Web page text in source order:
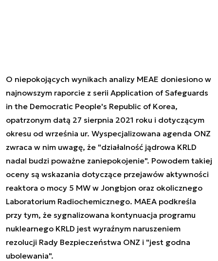
O niepokojących wynikach analizy MEAE doniesiono w
najnowszym raporcie z serii Application of Safeguards
in the Democratic People's Republic of Korea,
opatrzonym datą 27 sierpnia 2021 roku i dotyczącym
okresu od września ur. Wyspecjalizowana agenda ONZ
zwraca w nim uwagę, że "działalność jądrowa KRLD
nadal budzi poważne zaniepokojenie". Powodem takiej
oceny są wskazania dotyczące przejawów aktywności
reaktora o mocy 5 MW w Jongbjon oraz okolicznego
Laboratorium Radiochemicznego. MAEA podkreśla
przy tym, że sygnalizowana kontynuacja programu
nuklearnego KRLD jest wyraźnym naruszeniem
rezolucji Rady Bezpieczeństwa ONZ i "jest godna
ubolewania".